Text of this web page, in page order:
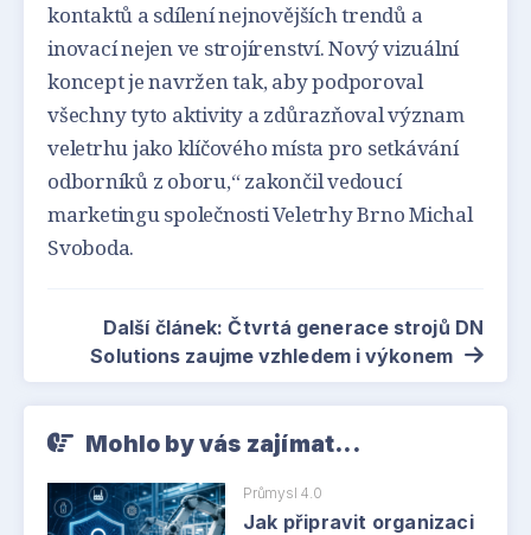
kontaktů a sdílení nejnovějších trendů a
inovací nejen ve strojírenství. Nový vizuální
koncept je navržen tak, aby podporoval
všechny tyto aktivity a zdůrazňoval význam
veletrhu jako klíčového místa pro setkávání
odborníků z oboru,“ zakončil vedoucí
marketingu společnosti Veletrhy Brno Michal
Svoboda.
Další článek: Čtvrtá generace strojů DN
Solutions zaujme vzhledem i výkonem
Mohlo by vás zajímat...
Průmysl 4.0
Jak připravit organizaci